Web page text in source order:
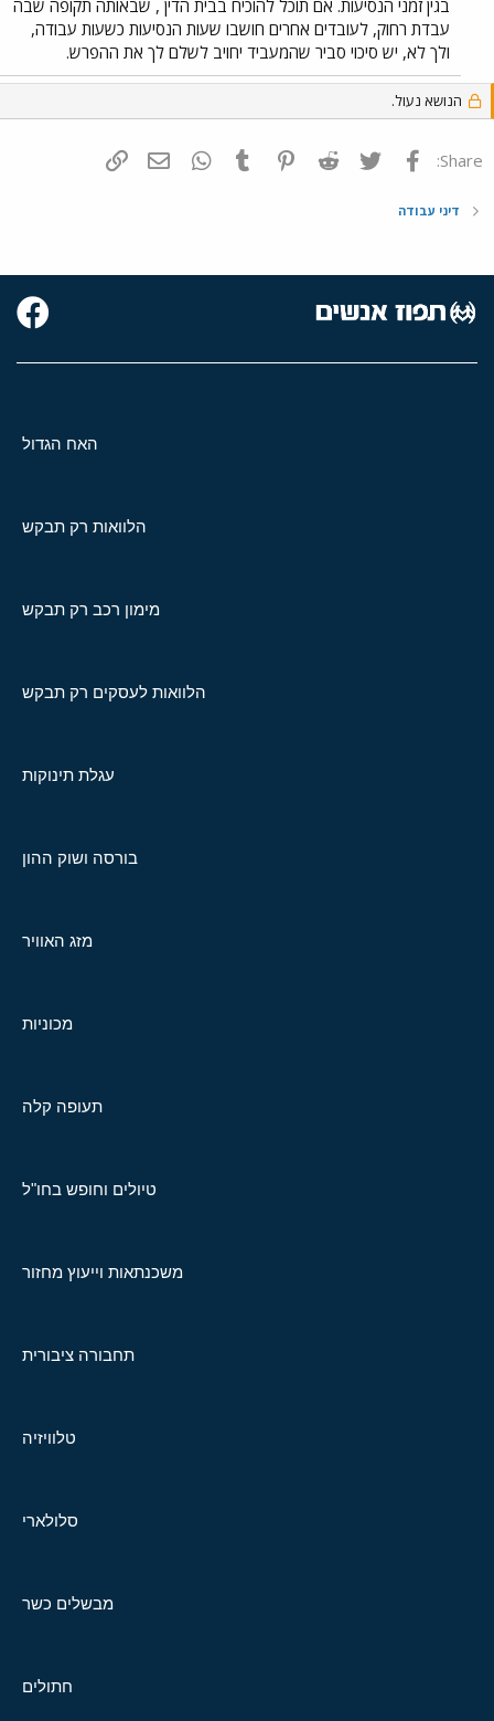
בגין זמני הנסיעות. אם תוכל להוכיח בבית הדין , שבאותה תקופה שבה
עבדת רחוק, לעובדים אחרים חושבו שעות הנסיעות כשעות עבודה,
ולך לא, יש סיכוי סביר שהמעביד יחויב לשלם לך את ההפרש.
הנושא נעול.
Share: פייסבוק Twitter
Reddit
Pinterest
Tumblr
WhatsAppדואר אלקטרוני
דיני עבודה
האח הגדול
הלוואות רק תבקש
מימון רכב רק תבקש
הלוואות לעסקים רק תבקש
עגלת תינוקות
בורסה ושוק ההון
מזג האוויר
מכוניות
תעופה קלה
טיולים וחופש בחו"ל
משכנתאות וייעוץ מחזור
תחבורה ציבורית
טלוויזיה
סלולארי
מבשלים כשר
חתולים